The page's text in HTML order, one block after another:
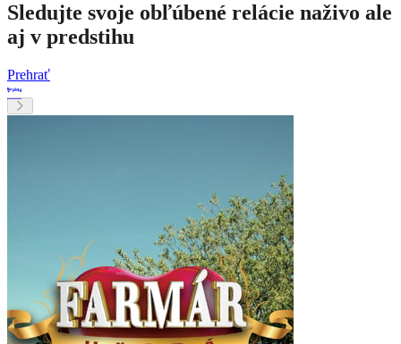
Sledujte svoje obľúbené relácie naživo ale
aj v predstihu
Prehrať